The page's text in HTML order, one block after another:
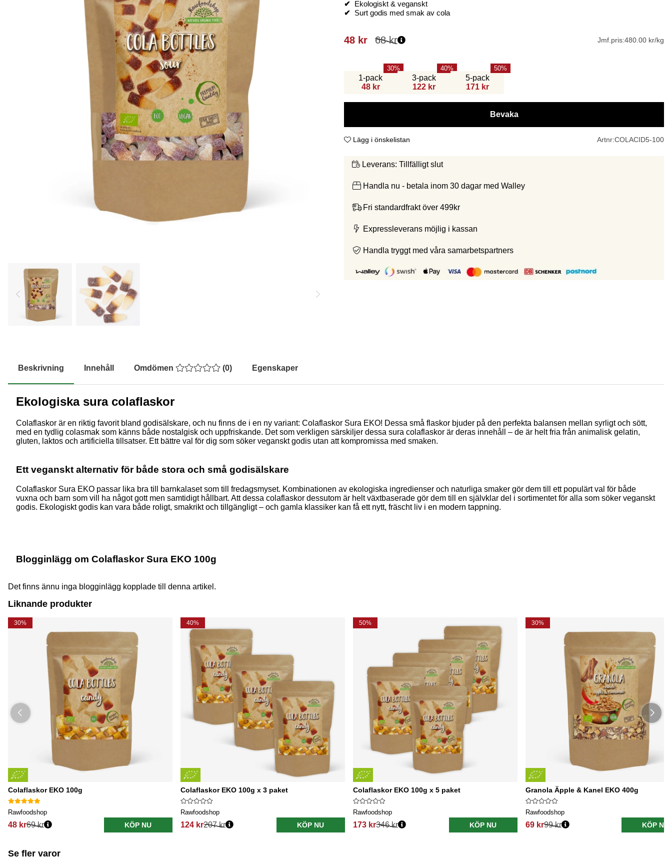
✔
Ekologiskt & veganskt
✔ Surt godis med smak av cola
68kr
48 kr Jmf.pris:480.00 kr/kg
1-pack
48 kr
30
3-pack
122 kr
40
5-pack
171 kr
50
Bevaka
Lägg i önskelistan Artnr:COLACID5-100
Leverans: Tillfälligt slut
Handla nu - betala inom 30 dagar med Walley
Fri standardfrakt över 499kr
Expressleverans möjlig i kassan
Handla tryggt med våra samarbetspartners
Beskrivning Innehåll Omdömen (0) Egenskaper
Ekologiska sura colaflaskor
Colaflaskor är en riktig favorit bland godisälskare, och nu finns de i en ny variant: Colaflaskor Sura EKO! Dessa små flaskor bjuder på den perfekta balansen mellan syrligt och sött,
med en tydlig colasmak som känns både nostalgisk och uppfriskande. Det som verkligen särskiljer dessa sura colaflaskor är deras innehåll – de är helt fria från animalisk gelatin,
gluten, laktos och artificiella tillsatser. Ett bättre val för dig som söker veganskt godis utan att kompromissa med smaken.
Ett veganskt alternativ för både stora och små godisälskare
Colaflaskor Sura EKO passar lika bra till barnkalaset som till fredagsmyset. Kombinationen av ekologiska ingredienser och naturliga smaker gör dem till ett populärt val för både
vuxna och barn som vill ha något gott men samtidigt hållbart. Att dessa colaflaskor dessutom är helt växtbaserade gör dem till en självklar del i sortimentet för alla som söker veganskt
godis. Ekologiskt godis kan vara både roligt, smakrikt och tillgängligt – och gamla klassiker kan få ett nytt, fräscht liv i en modern tappning.
Blogginlägg om Colaflaskor Sura EKO 100g
Det finns ännu inga blogginlägg kopplade till denna artikel.
Liknande produkter
30%
Colaflaskor EKO 100g
Rawfoodshop
48 kr69 kr KÖP NU
40%
Colaflaskor EKO 100g x 3 paket
Rawfoodshop
124 kr207 kr KÖP NU
50%
Colaflaskor EKO 100g x 5 paket
Rawfoodshop
173 kr346 kr KÖP NU
30%
Granola Äpple & Kanel EKO 400g
Rawfoodshop
69 kr99 kr KÖP NU
Se fler varor